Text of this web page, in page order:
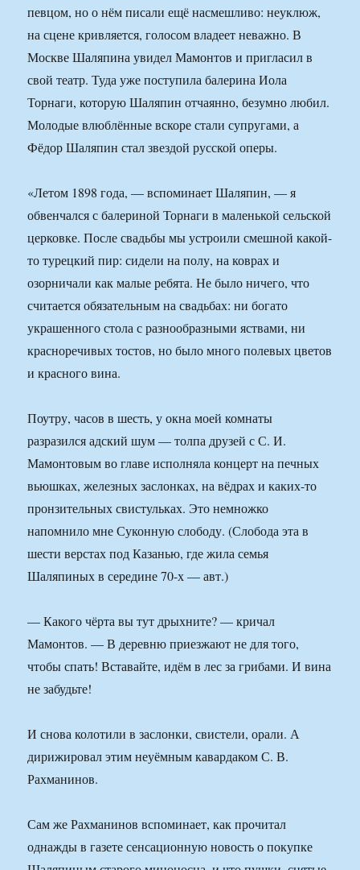
певцом, но о нём писали ещё насмешливо: неуклюж,
на сцене кривляется, голосом владеет неважно. В
Москве Шаляпина увидел Мамонтов и пригласил в
свой театр. Туда уже поступила балерина Иола
Торнаги, которую Шаляпин отчаянно, безумно любил.
Молодые влюблённые вскоре стали супругами, а
Фёдор Шаляпин стал звездой русской оперы.
«Летом 1898 года, — вспоминает Шаляпин, — я
обвенчался с балериной Торнаги в маленькой сельской
церковке. После свадьбы мы устроили смешной какой-
то турецкий пир: сидели на полу, на коврах и
озорничали как малые ребята. Не было ничего, что
считается обязательным на свадьбах: ни богато
украшенного стола с разнообразными яствами, ни
красноречивых тостов, но было много полевых цветов
и красного вина.
Поутру, часов в шесть, у окна моей комнаты
разразился адский шум — толпа друзей с С. И.
Мамонтовым во главе исполняла концерт на печных
вьюшках, железных заслонках, на вёдрах и каких-то
пронзительных свистульках. Это немножко
напомнило мне Суконную слободу. (Слобода эта в
шести верстах под Казанью, где жила семья
Шаляпиных в середине 70-х — авт.)
— Какого чёрта вы тут дрыхните? — кричал
Мамонтов. — В деревню приезжают не для того,
чтобы спать! Вставайте, идём в лес за грибами. И вина
не забудьте!
И снова колотили в заслонки, свистели, орали. А
дирижировал этим неуёмным кавардаком С. В.
Рахманинов.
Сам же Рахманинов вспоминает, как прочитал
однажды в газете сенсационную новость о покупке